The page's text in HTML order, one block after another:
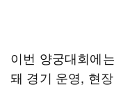
이번 양궁대회에
돼 경기 운영, 현